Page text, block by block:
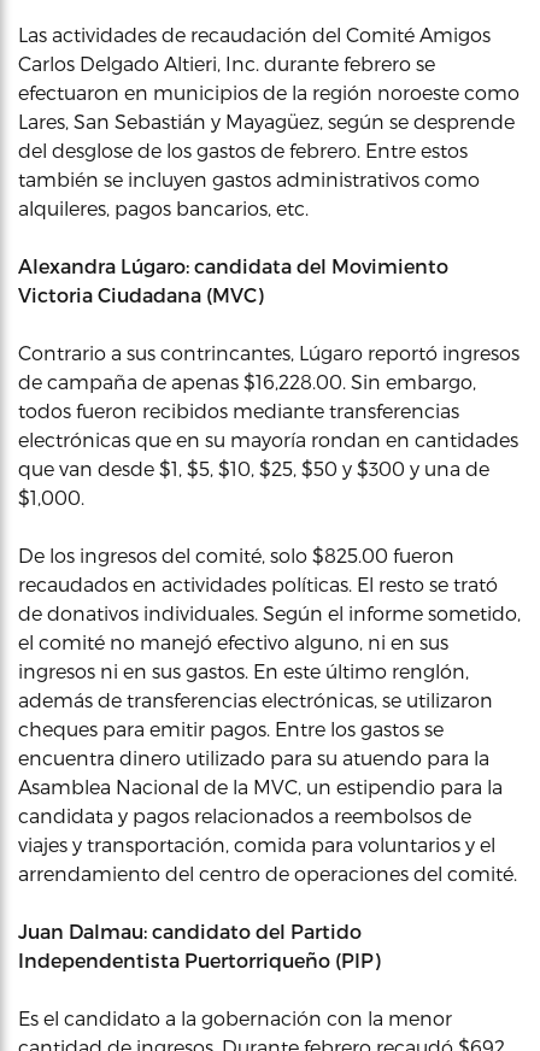
Las actividades de recaudación del Comité Amigos
Carlos Delgado Altieri, Inc. durante febrero se
efectuaron en municipios de la región noroeste como
Lares, San Sebastián y Mayagüez, según se desprende
del desglose de los gastos de febrero. Entre estos
también se incluyen gastos administrativos como
alquileres, pagos bancarios, etc.
Alexandra Lúgaro: candidata del Movimiento
Victoria Ciudadana (MVC)
Contrario a sus contrincantes, Lúgaro reportó ingresos
de campaña de apenas $16,228.00. Sin embargo,
todos fueron recibidos mediante transferencias
electrónicas que en su mayoría rondan en cantidades
que van desde $1, $5, $10, $25, $50 y $300 y una de
$1,000.
De los ingresos del comité, solo $825.00 fueron
recaudados en actividades políticas. El resto se trató
de donativos individuales. Según el informe sometido,
el comité no manejó efectivo alguno, ni en sus
ingresos ni en sus gastos. En este último renglón,
además de transferencias electrónicas, se utilizaron
cheques para emitir pagos. Entre los gastos se
encuentra dinero utilizado para su atuendo para la
Asamblea Nacional de la MVC, un estipendio para la
candidata y pagos relacionados a reembolsos de
viajes y transportación, comida para voluntarios y el
arrendamiento del centro de operaciones del comité.
Juan Dalmau: candidato del Partido
Independentista Puertorriqueño (PIP)
Es el candidato a la gobernación con la menor